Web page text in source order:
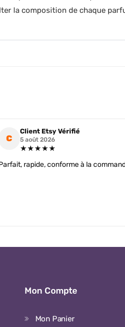
la composition de chaque
C
Client Etsy Vérifié
5 août 2026
★★★★★
rapide, conforme à la
Mon Compte
Mon Panier